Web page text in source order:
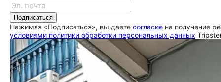
Подписаться
Нажимая «Подписаться», вы даете согласие на получение
условиями политики обработки персональных данных